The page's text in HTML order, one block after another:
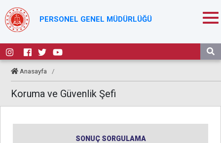
PERSONEL GENEL MÜDÜRLÜĞÜ
Anasayfa /
Koruma ve Güvenlik Şefi
SONUÇ SORGULAMA